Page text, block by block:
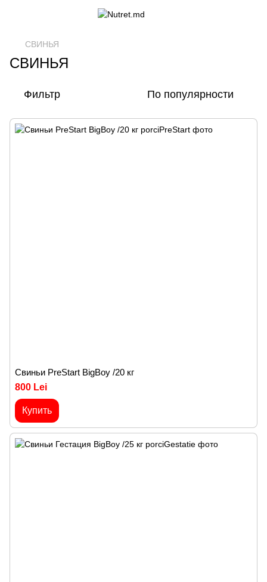
СВИНЬЯ
СВИНЬЯ
Фильтр По популярности
Cвиньи PreStart BigBoy /20 кг
800 Lei
Купить